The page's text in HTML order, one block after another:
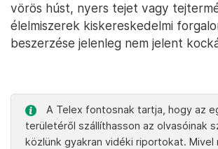
vörös húst, nyers tejet vagy
élelmiszerek kiskereskedelmi
beszerzése jelenleg nem jelent
A Telex fontosnak tartja, hogy az
területéről szállíthasson az olvasóinak
közlünk gyakran vidéki riportokat. Mivel